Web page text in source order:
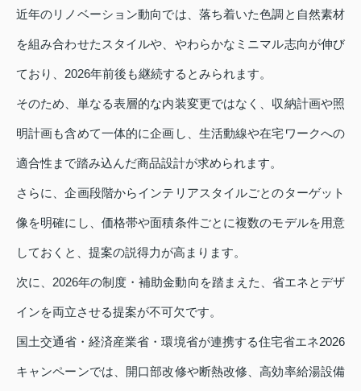
近年のリノベーション動向では、落ち着いた色調と自然素材
を組み合わせたスタイルや、やわらかなミニマル志向が伸び
ており、2026年前後も継続するとみられます。
そのため、単なる表層的な内装変更ではなく、収納計画や照
明計画も含めて一体的に企画し、生活動線や在宅ワークへの
適合性まで踏み込んだ商品設計が求められます。
さらに、企画段階からインテリアスタイルごとのターゲット
像を明確にし、価格帯や面積条件ごとに複数のモデルを用意
しておくと、提案の説得力が高まります。
次に、2026年の制度・補助金動向を踏まえた、省エネとデザ
インを両立させる提案が不可欠です。
国土交通省・経済産業省・環境省が連携する住宅省エネ2026
キャンペーンでは、開口部改修や断熱改修、高効率給湯設備